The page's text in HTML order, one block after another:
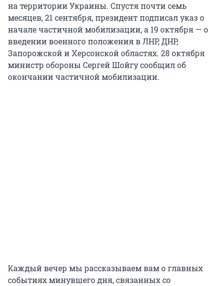
на территории Украины. Спустя почти семь
месяцев, 21 сентября, президент подписал указ о
начале частичной мобилизации, а 19 октября — о
введении военного положения в ЛНР, ДНР,
Запорожской и Херсонской областях. 28 октября
министр обороны Сергей Шойгу сообщил об
окончании частичной мобилизации.
Каждый вечер мы рассказываем вам о главных
событиях минувшего дня, связанных со